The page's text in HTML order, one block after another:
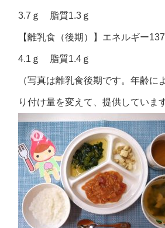
3.7ｇ 脂質1.3ｇ
【離乳食（後期）】エネルギー
4.1ｇ 脂質1.4ｇ
（写真は離乳食後期です。年齢に
り付け量を変えて、提供していま